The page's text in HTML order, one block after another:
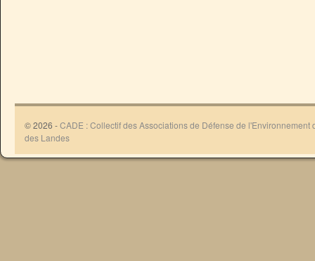
© 2026 -CADE : Collectif des Associations de Défense de l'Environnement
des Landes